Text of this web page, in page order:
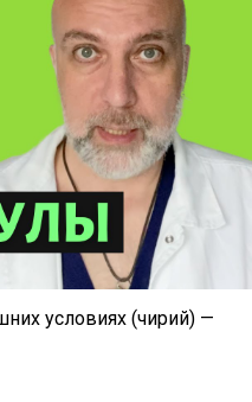
условиях (чирий) —